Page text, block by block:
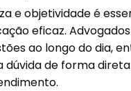
e objetividade é
eficaz.
ao longo do dia,
dúvida de forma